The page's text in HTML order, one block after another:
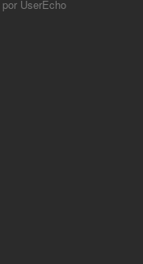
por UserEcho